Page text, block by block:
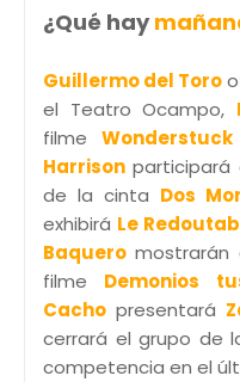
¿Qué hay
Guillermo del Toro
el Teatro Ocampo,
filme Wonderstuck
Harrison participará
de la cinta Dos
exhibirá Le
Baquero
filme Demonios
Cacho presentará
cerrará el grupo de
competencia en el